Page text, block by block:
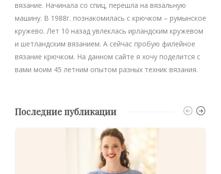
вязание. Начинала со спиц, перешла на вязальную
машину. В 1988г. познакомилась с крючком – румынское
кружево. Лет 10 назад увлеклась ирландским кружевом
и шетландским вязанием. А сейчас пробую филейное
вязание крючком. На данном сайте я хочу поделится с
вами моим 45 летним опытом разных техник вязания.
Последние публикации